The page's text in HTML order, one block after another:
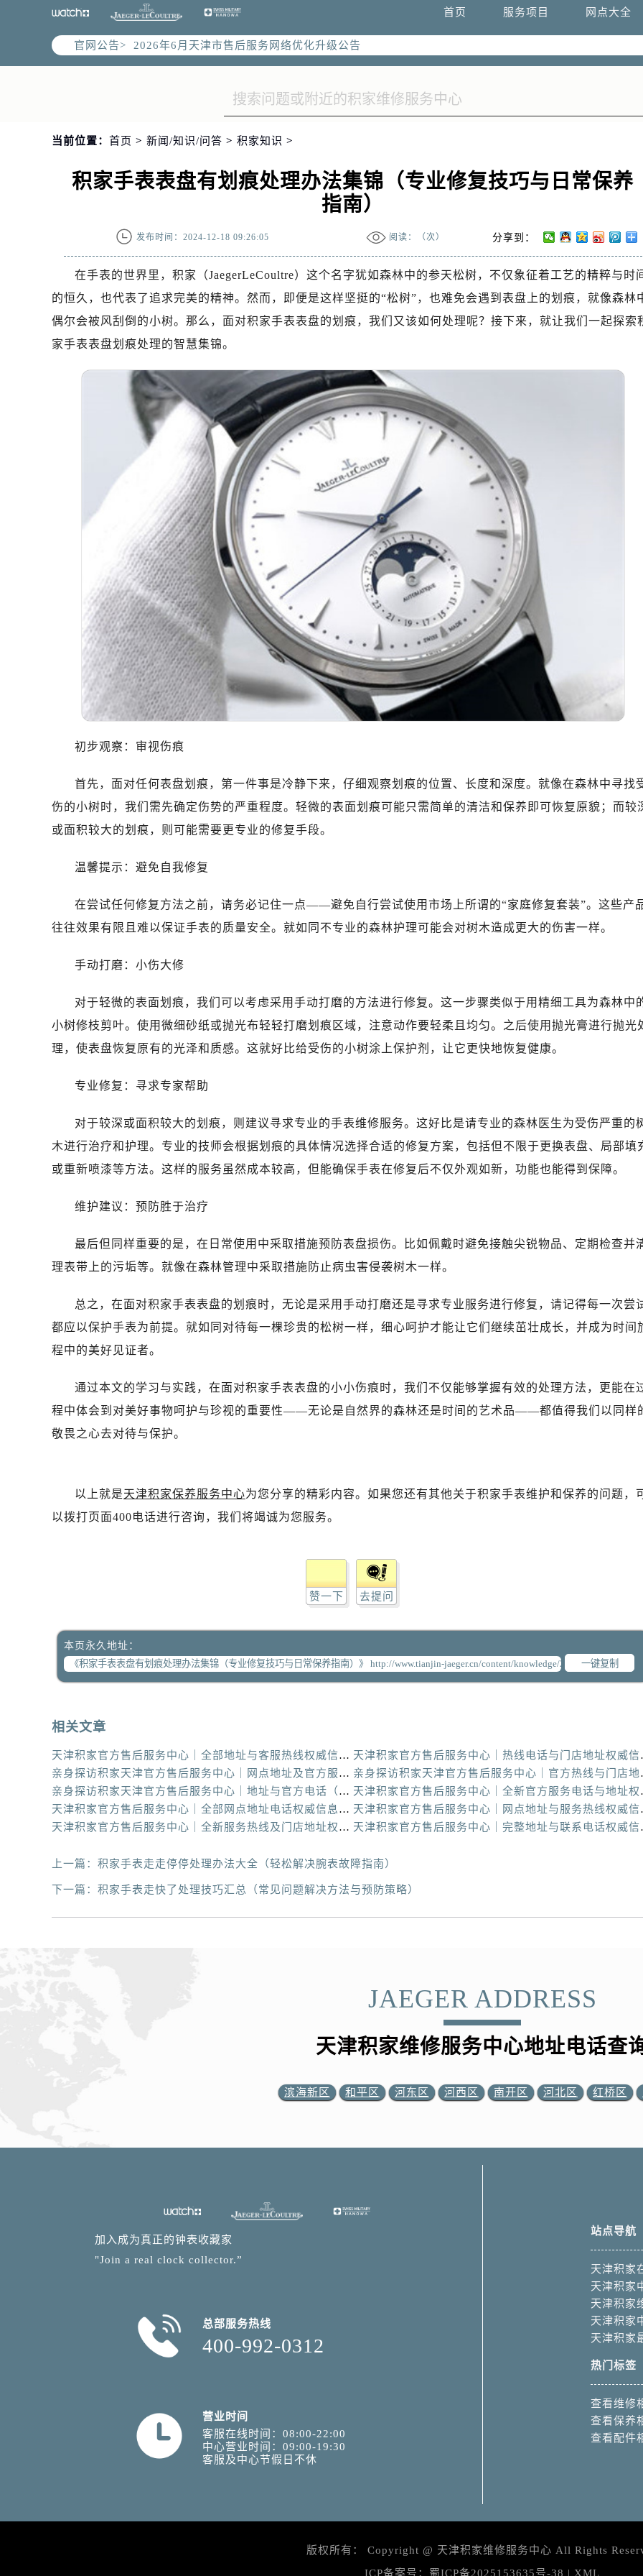
首页 服务项目 网点大全
官网公告>
2026年6月天津市售后服务网络优化升级公告
2026年6月天津市官方售后客户服务热线：
天津市和平区赤峰道136号天津国际金融中心写字楼26层2603室（需提前预约）
节假日正常营业！
当前位置： 首页 > 新闻/知识/问答 > 积家知识 >
积家手表表盘有划痕处理办法集锦（专业修复技巧与日常保养
指南）
发布时间：2024-12-18 09:26:05 阅读：（次） 分享到：
在手表的世界里，积家（JaegerLeCoultre）这个名字犹如森林中的参天松树，不仅象征着工艺的精粹与时
的恒久，也代表了追求完美的精神。然而，即便是这样坚挺的“松树”，也难免会遇到表盘上的划痕，就像森林
偶尔会被风刮倒的小树。那么，面对积家手表表盘的划痕，我们又该如何处理呢？接下来，就让我们一起探索
家手表表盘划痕处理的智慧集锦。
初步观察：审视伤痕
首先，面对任何表盘划痕，第一件事是冷静下来，仔细观察划痕的位置、长度和深度。就像在森林中寻找
伤的小树时，我们需先确定伤势的严重程度。轻微的表面划痕可能只需简单的清洁和保养即可恢复原貌；而较
或面积较大的划痕，则可能需要更专业的修复手段。
温馨提示：避免自我修复
在尝试任何修复方法之前，请务必记住一点——避免自行尝试使用市场上所谓的“家庭修复套装”。这些产
往往效果有限且难以保证手表的质量安全。就如同不专业的森林护理可能会对树木造成更大的伤害一样。
手动打磨：小伤大修
对于轻微的表面划痕，我们可以考虑采用手动打磨的方法进行修复。这一步骤类似于用精细工具为森林中
小树修枝剪叶。使用微细砂纸或抛光布轻轻打磨划痕区域，注意动作要轻柔且均匀。之后使用抛光膏进行抛光
理，使表盘恢复原有的光泽和质感。这就好比给受伤的小树涂上保护剂，让它更快地恢复健康。
专业修复：寻求专家帮助
对于较深或面积较大的划痕，则建议寻求专业的手表维修服务。这好比是请专业的森林医生为受伤严重的
木进行治疗和护理。专业的技师会根据划痕的具体情况选择合适的修复方案，包括但不限于更换表盘、局部填
或重新喷漆等方法。这样的服务虽然成本较高，但能确保手表在修复后不仅外观如新，功能也能得到保障。
维护建议：预防胜于治疗
最后但同样重要的是，在日常使用中采取措施预防表盘损伤。比如佩戴时避免接触尖锐物品、定期检查并
理表带上的污垢等。就像在森林管理中采取措施防止病虫害侵袭树木一样。
总之，在面对积家手表表盘的划痕时，无论是采用手动打磨还是寻求专业服务进行修复，请记得每一次尝
都应以保护手表为前提。就如同对待每一棵珍贵的松树一样，细心呵护才能让它们继续茁壮成长，并成为时间
程中的美好见证者。
通过本文的学习与实践，在面对积家手表表盘的小小伤痕时，我们不仅能够掌握有效的处理方法，更能在
程中体会到对美好事物呵护与珍视的重要性——无论是自然界的森林还是时间的艺术品——都值得我们以同样
敬畏之心去对待与保护。
以上就是天津积家保养服务中心为您分享的精彩内容。如果您还有其他关于积家手表维护和保养的问题，
以拨打页面400电话进行咨询，我们将竭诚为您服务。
赞一下 去提问
本页永久地址：
一键复制
相关文章
天津积家官方售后服务中心｜全部地址与客服热线权威信息公示（2026年6月最新）
天津积家官
亲身探访积家天津官方售后服务中心｜网点地址及官方服务电话（2026年6月最新）
亲身探访积
亲身探访积家天津官方售后服务中心｜地址与官方电话（2026年6月最新）
天津积家官
天津积家官方售后服务中心｜全部网点地址电话权威信息公示（2026年6月最新）
天津积家官
天津积家官方售后服务中心｜全新服务热线及门店地址权威信息公示（2026年6月最新）
天津积家官
上一篇： 积家手表走走停停处理办法大全（轻松解决腕表故障指南）
下一篇： 积家手表走快了处理技巧汇总（常见问题解决方法与预防策略）
JAEGER ADDRESS
天津积家维修服务中心地址电话查
滨海新区 和平区 河东区 河西区 南开区 河北区 红桥区
加入成为真正的钟表收藏家
"Join a real clock collector.”
总部服务热线
400-992-0312
营业时间
客服在线时间：08:00-22:00
中心营业时间：09:00-19:30
客服及中心节假日不休
站点导航
天津积家
天津积家
天津积家
天津积家
天津积家
热门标签
查看维修
查看保养
查看配件
版权所有： Copyright @ 天津积家维修服务中心 All Rights
ICP备案号： 蜀ICP备2025153635号-38 | XML